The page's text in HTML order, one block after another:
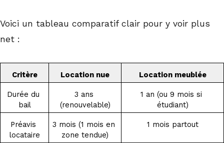
Voici un tableau comparatif clair pour y voir plus
net :
Critère Location nue Location meublée
Durée du
bail
3 ans
(renouvelable)
1 an (ou 9 mois si
étudiant)
Préavis
locataire
3 mois (1 mois en
zone tendue)
1 mois partout